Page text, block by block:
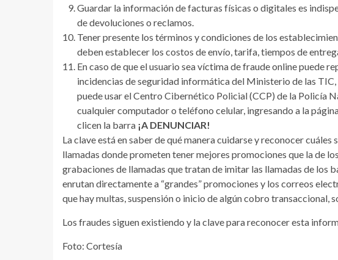
Guardar la información de facturas físicas o digitales es
de devoluciones o reclamos.
Tener presente los términos y condiciones de los
deben establecer los costos de envío, tarifa, tiempos de
En caso de que el usuario sea víctima de fraude online puede
incidencias de seguridad informática del Ministerio de las
puede usar el Centro Cibernético Policial (CCP) de la Policía
cualquier computador o teléfono celular, ingresando a la
clicen la barra ¡A DENUNCIAR!
La clave está en saber de qué manera cuidarse y reconocer cuáles
llamadas donde prometen tener mejores promociones que la de
grabaciones de llamadas que tratan de imitar las llamadas de los
enrutan directamente a “grandes” promociones y los correos
que hay multas, suspensión o inicio de algún cobro transaccional,
Los fraudes siguen existiendo y la clave para reconocer esta
Foto: Cortesía